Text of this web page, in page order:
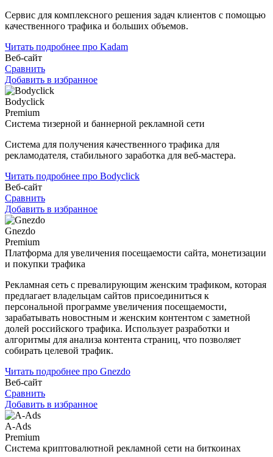
Сервис для комплексного решения задач клиентов с помощью
качественного трафика и больших объемов.
Читать подробнее про Kadam
Веб-сайт
Сравнить
Добавить в избранное
Bodyclick
Premium
Система тизерной и баннерной рекламной сети
Система для получения качественного трафика для
рекламодателя, стабильного заработка для веб-мастера.
Читать подробнее про Bodyclick
Веб-сайт
Сравнить
Добавить в избранное
Gnezdo
Premium
Платформа для увеличения посещаемости сайта, монетизации
и покупки трафика
Рекламная сеть с превалирующим женским трафиком, которая
предлагает владельцам сайтов присоединиться к
персональной программе увеличения посещаемости,
зарабатывать новостным и женским контентом с заметной
долей российского трафика. Использует разработки и
алгоритмы для анализа контента страниц, что позволяет
собирать целевой трафик.
Читать подробнее про Gnezdo
Веб-сайт
Сравнить
Добавить в избранное
A-Ads
Premium
Система криптовалютной рекламной сети на биткоинах